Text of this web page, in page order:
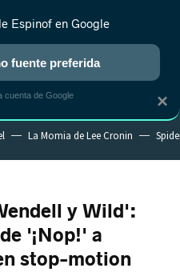
ANIME RANKINGS CINE
La Momia de Lee Cronin
y Wild':
'¡Nop!' a
stop-motion
×
Espinof en Google
fuente preferida
cuenta de Google